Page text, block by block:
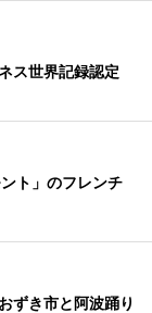
ス世界記録認定
ト」のフレンチ
ずき市と阿波踊り